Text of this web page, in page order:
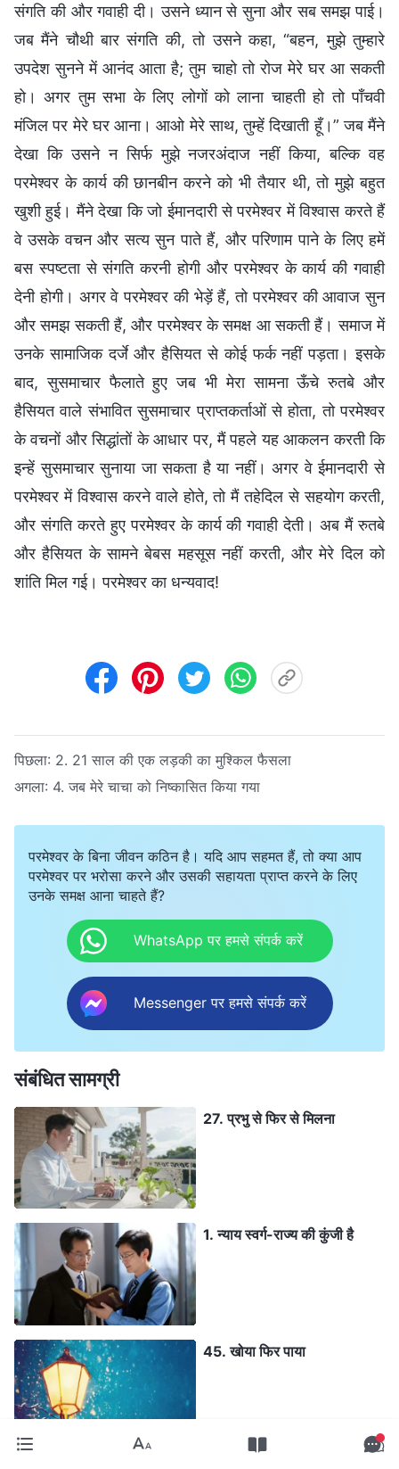
संगति की और गवाही दी। उसने ध्यान से सुना और सब समझ पाई।
जब मैंने चौथी बार संगति की, तो उसने कहा, “बहन, मुझे तुम्हारे
उपदेश सुनने में आनंद आता है; तुम चाहो तो रोज मेरे घर आ सकती
हो। अगर तुम सभा के लिए लोगों को लाना चाहती हो तो पाँचवी
मंजिल पर मेरे घर आना। आओ मेरे साथ, तुम्हें दिखाती हूँ।” जब मैंने
देखा कि उसने न सिर्फ मुझे नजरअंदाज नहीं किया, बल्कि वह
परमेश्वर के कार्य की छानबीन करने को भी तैयार थी, तो मुझे बहुत
खुशी हुई। मैंने देखा कि जो ईमानदारी से परमेश्वर में विश्वास करते हैं
वे उसके वचन और सत्य सुन पाते हैं, और परिणाम पाने के लिए हमें
बस स्पष्टता से संगति करनी होगी और परमेश्वर के कार्य की गवाही
देनी होगी। अगर वे परमेश्वर की भेड़ें हैं, तो परमेश्वर की आवाज सुन
और समझ सकती हैं, और परमेश्वर के समक्ष आ सकती हैं। समाज में
उनके सामाजिक दर्जे और हैसियत से कोई फर्क नहीं पड़ता। इसके
बाद, सुसमाचार फैलाते हुए जब भी मेरा सामना ऊँचे रुतबे और
हैसियत वाले संभावित सुसमाचार प्राप्तकर्ताओं से होता, तो परमेश्वर
के वचनों और सिद्धांतों के आधार पर, मैं पहले यह आकलन करती कि
इन्हें सुसमाचार सुनाया जा सकता है या नहीं। अगर वे ईमानदारी से
परमेश्वर में विश्वास करने वाले होते, तो मैं तहेदिल से सहयोग करती,
और संगति करते हुए परमेश्वर के कार्य की गवाही देती। अब मैं रुतबे
और हैसियत के सामने बेबस महसूस नहीं करती, और मेरे दिल को
शांति मिल गई। परमेश्वर का धन्यवाद!
पिछला: 2. 21 साल की एक लड़की का मुश्किल फैसला
अगला: 4. जब मेरे चाचा को निष्कासित किया गया
परमेश्वर के बिना जीवन कठिन है। यदि आप सहमत हैं, तो क्या आप
परमेश्वर पर भरोसा करने और उसकी सहायता प्राप्त करने के लिए
उनके समक्ष आना चाहते हैं?
WhatsApp पर हमसे संपर्क करें
Messenger पर हमसे संपर्क करें
संबंधित सामग्री
27. प्रभु से फिर से मिलना
1. न्याय स्वर्ग-राज्य की कुंजी है
45. खोया फिर पाया